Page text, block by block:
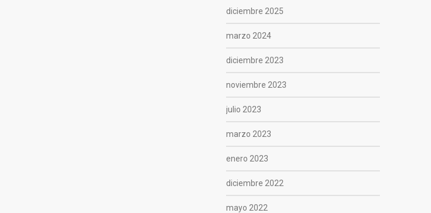
diciembre 2025
marzo 2024
diciembre 2023
noviembre 2023
julio 2023
marzo 2023
enero 2023
diciembre 2022
mayo 2022